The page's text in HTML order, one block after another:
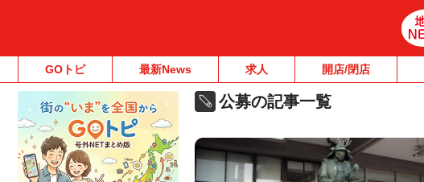
GOトピ 最新News 求人 開店/閉店
公募の記事一覧